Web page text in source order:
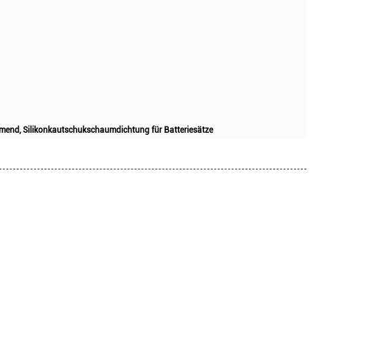
Silikonkautschukschaumdichtung für Batteriesätze